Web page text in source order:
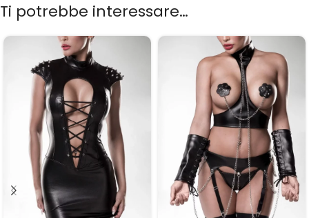
Ti potrebbe interessare…